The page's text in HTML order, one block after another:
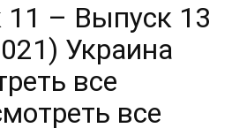
11 – Выпуск 13
Украина
все
все